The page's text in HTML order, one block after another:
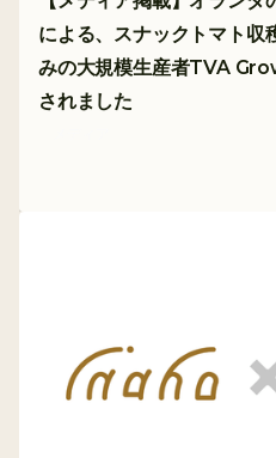
による、スナックトマト収
みの大規模生産者TVA
されました